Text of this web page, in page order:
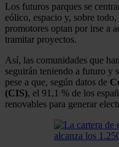
Los futuros parques se
eólico, espacio y, sobre
promotores optan por irse a
tramitar proyectos.
Así, las comunidades que
seguirán teniendo a futuro y
pese a que, según datos de
(CIS), el 91,1 % de los
renovables para generar